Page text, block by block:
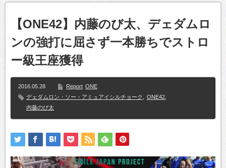
【ONE42】内藤のび太、デェダムロ
ンの強打に屈さず一本勝ちでストロ
ー級王座獲得
2016.05.28 Report ONE
デェダムロン・ソー・アミュアイシルチョーク
ONE42
内藤のび太